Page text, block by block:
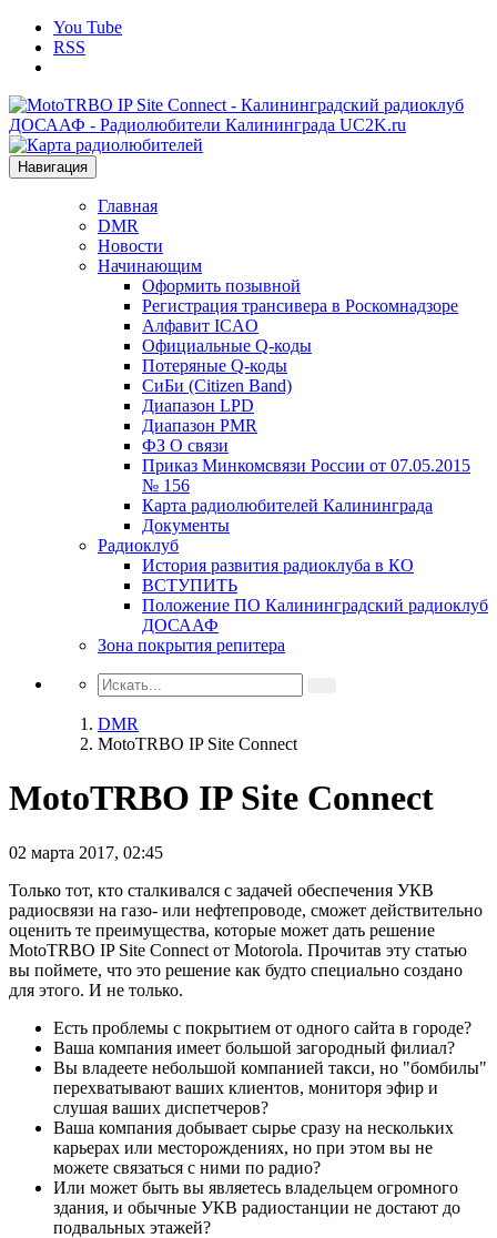
You Tube
RSS
Навигация
Главная
DMR
Новости
Начинающим
Оформить позывной
Регистрация трансивера в Роскомнадзоре
Алфавит ICAO
Официальные Q-коды
Потеряные Q-коды
СиБи (Citizen Band)
Диапазон LPD
Диапазон PMR
ФЗ О связи
Приказ Минкомсвязи России от 07.05.2015
№ 156
Карта радиолюбителей Калининграда
Документы
Радиоклуб
История развития радиоклуба в КО
ВСТУПИТЬ
Положение ПО Калининградский радиоклуб
ДОСААФ
Зона покрытия репитера
DMR
MotoTRBO IP Site Connect
MotoTRBO IP Site Connect
02 марта 2017, 02:45
Только тот, кто сталкивался с задачей обеспечения УКВ
радиосвязи на газо- или нефтепроводе, сможет действительно
оценить те преимущества, которые может дать решение
MotoTRBO IP Site Connect от Motorola. Прочитав эту статью
вы поймете, что это решение как будто специально создано
для этого. И не только.
Есть проблемы с покрытием от одного сайта в городе?
Ваша компания имеет большой загородный филиал?
Вы владеете небольшой компанией такси, но "бомбилы"
перехватывают ваших клиентов, мониторя эфир и
слушая ваших диспетчеров?
Ваша компания добывает сырье сразу на нескольких
карьерах или месторождениях, но при этом вы не
можете связаться с ними по радио?
Или может быть вы являетесь владельцем огромного
здания, и обычные УКВ радиостанции не достают до
подвальных этажей?